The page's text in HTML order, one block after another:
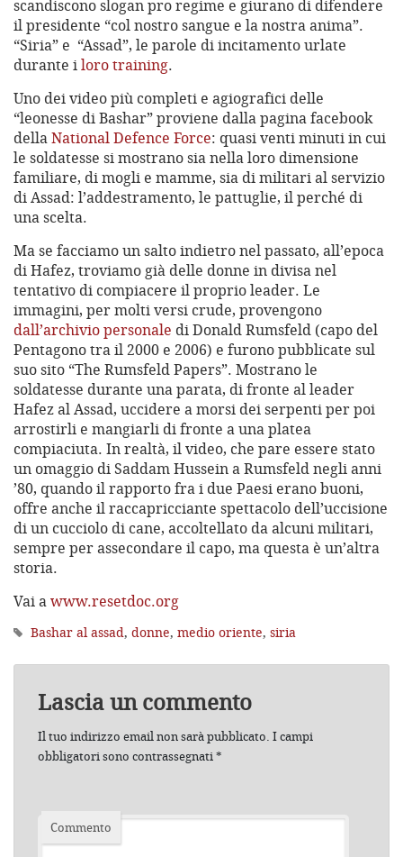
scandiscono slogan pro regime e giurano di difendere
il presidente “col nostro sangue e la nostra anima”.
“Siria” e “Assad”, le parole di incitamento urlate
durante iloro training.
Uno dei video più completi e agiografici delle
“leonesse di Bashar” proviene dalla pagina facebook
dellaNational Defence Force: quasi venti minuti in cui
le soldatesse si mostrano sia nella loro dimensione
familiare, di mogli e mamme, sia di militari al servizio
di Assad: l’addestramento, le pattuglie, il perché di
una scelta.
Ma se facciamo un salto indietro nel passato, all’epoca
di Hafez, troviamo già delle donne in divisa nel
tentativo di compiacere il proprio leader. Le
immagini, per molti versi crude, provengono
dall’archivio personale di Donald Rumsfeld (capo del
Pentagono tra il 2000 e 2006) e furono pubblicate sul
suo sito “The Rumsfeld Papers”. Mostrano le
soldatesse durante una parata, di fronte al leader
Hafez al Assad, uccidere a morsi dei serpenti per poi
arrostirli e mangiarli di fronte a una platea
compiaciuta. In realtà, il video, che pare essere stato
un omaggio di Saddam Hussein a Rumsfeld negli anni
’80, quando il rapporto fra i due Paesi erano buoni,
offre anche il raccapricciante spettacolo dell’uccisione
di un cucciolo di cane, accoltellato da alcuni militari,
sempre per assecondare il capo, ma questa è un’altra
storia.
Vai awww.resetdoc.org
Bashar al assad, donne, medio oriente, siria
Lascia un commento
Il tuo indirizzo email non sarà pubblicato. I campi
obbligatori sono contrassegnati*
Commento